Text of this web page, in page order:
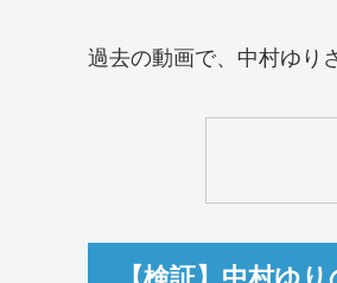
過去の動画で、中村ゆり
【検証】中村ゆ